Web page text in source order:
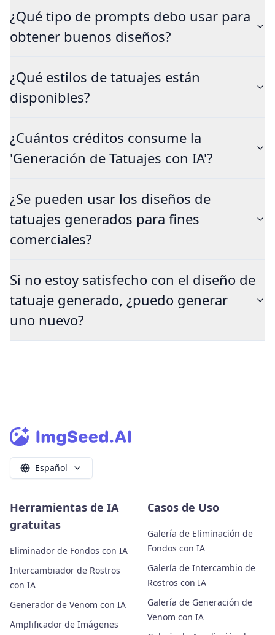
¿Qué tipo de prompts debo usar para
obtener buenos diseños?
¿Qué estilos de tatuajes están
disponibles?
¿Cuántos créditos consume la
'Generación de Tatuajes con IA'?
¿Se pueden usar los diseños de
tatuajes generados para fines
comerciales?
Si no estoy satisfecho con el diseño de
tatuaje generado, ¿puedo generar
uno nuevo?
Español
Herramientas de IA
gratuitas
Eliminador de Fondos con IA
Intercambiador de Rostros
con IA
Generador de Venom con IA
Amplificador de Imágenes
Casos de Uso
Galería de Eliminación de
Fondos con IA
Galería de Intercambio de
Rostros con IA
Galería de Generación de
Venom con IA